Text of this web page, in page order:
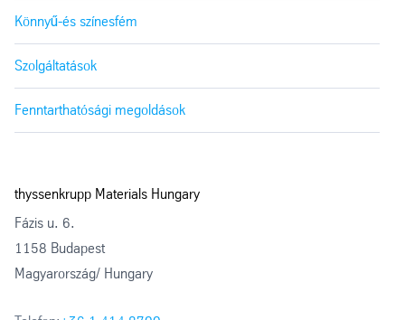
Könnyű-és színesfém
Szolgáltatások
Fenntarthatósági megoldások
thyssenkrupp Materials Hungary
Fázis u. 6.
1158 Budapest
Magyarország/ Hungary